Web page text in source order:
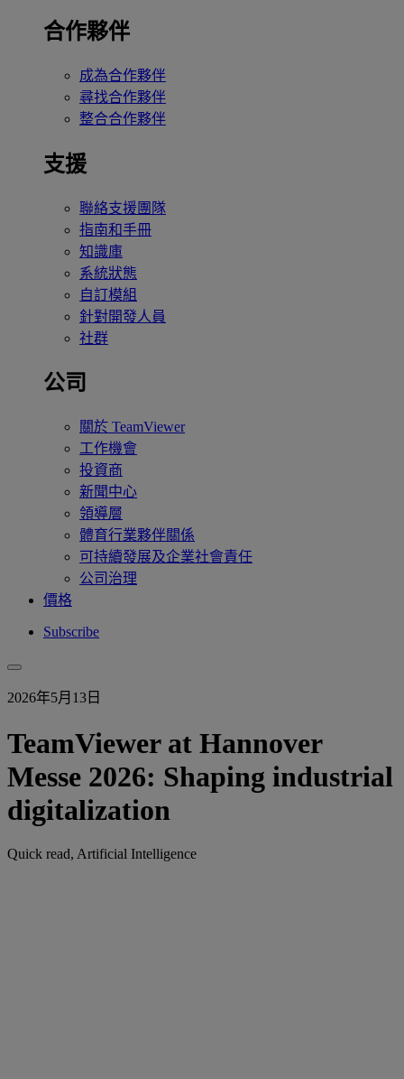
合作夥伴
成為合作夥伴
尋找合作夥伴
整合合作夥伴
支援
聯絡支援團隊
指南和手冊
知識庫
系統狀態
自訂模組
針對開發人員
社群
公司
關於 TeamViewer
工作機會
投資商
新聞中心
領導層
體育行業夥伴關係
可持續發展及企業社會責任
公司治理
價格
Subscribe
2026年5月13日
TeamViewer at Hannover
Messe 2026: Shaping industrial
digitalization
Quick read, Artificial Intelligence